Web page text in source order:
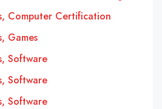
Computer Certification
Games
Software
Software
Software